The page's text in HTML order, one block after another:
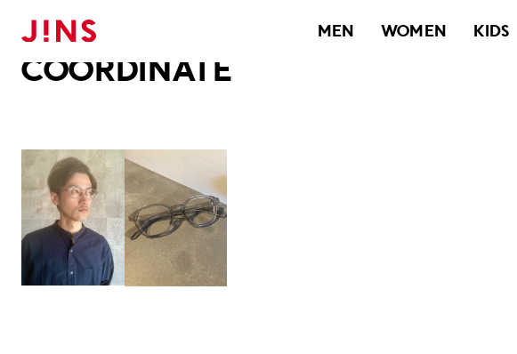
MEN WOMEN KIDS
メガネのJINS TOP
COORDINATE